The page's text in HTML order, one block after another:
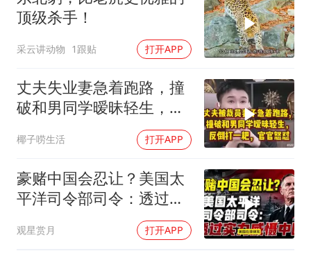
上海一酒店房间爬满床虱 住客反被怼
中国经济展现强大韧性和活力
顶级杀手！
采云讲动物 1跟贴 打开APP
丈夫失业妻急着跑路，撞
破和男同学暧昧轻生，反
椰子唠生活 打开APP
豪赌中国会忍让？美国太
平洋司令部司令：透过实
观星赏月 打开APP